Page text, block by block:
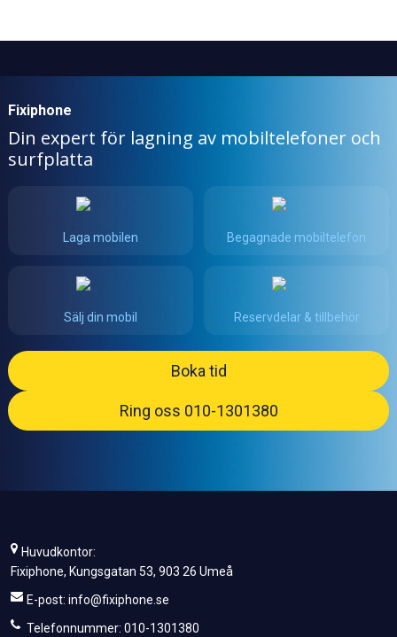
Fixiphone
Din expert för lagning av mobiltelefoner och
surfplatta
Laga mobilen Begagnade mobiltelefon
Sälj din mobil Reservdelar & tillbehör
Boka tid
Ring oss 010-1301380
Huvudkontor:
Fixiphone, Kungsgatan 53, 903 26 Umeå
E-post: info@fixiphone.se
Telefonnummer: 010-1301380